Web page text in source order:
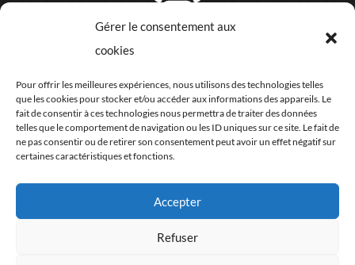
Gérer le consentement aux
cookies
Pour offrir les meilleures expériences, nous utilisons des technologies telles
que les cookies pour stocker et/ou accéder aux informations des appareils. Le
fait de consentir à ces technologies nous permettra de traiter des données
telles que le comportement de navigation ou les ID uniques sur ce site. Le fait de
ne pas consentir ou de retirer son consentement peut avoir un effet négatif sur
certaines caractéristiques et fonctions.
Accepter
Refuser
COORDONNÉES
06 63 07 76 44
Studio crabe numérique